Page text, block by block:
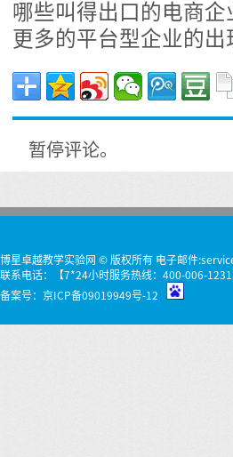
哪些叫得出口的电商
更多的平台型企业的出
暂停评论。
博星卓越教学实验网 © 版权所有 电子邮件
联系电话：【7*24小时服务热线：400-006-
备案号： 京ICP备09019949号-12